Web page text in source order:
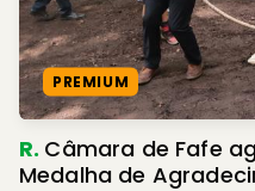
PREMIUM
R. Câmara de Fafe
Medalha de